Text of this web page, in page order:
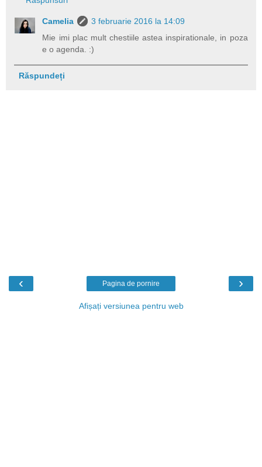
Camelia
3 februarie 2016 la 14:09
Mie imi plac mult chestiile astea inspirationale, in poza
e o agenda. :)
Răspundeți
‹ ›
Pagina de pornire
Afișați versiunea pentru web